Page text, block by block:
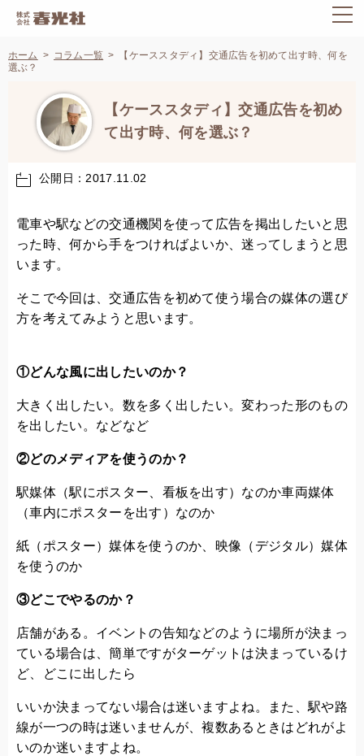
ホーム コラム一覧
【ケーススタディ】交通広告を初めて出す時、何を
選ぶ？
【ケーススタディ】交通広告を初め
て出す時、何を選ぶ？
公開日：2017.11.02
電車や駅などの交通機関を使って広告を掲出したいと思
った時、何から手をつければよいか、迷ってしまうと思
います。
そこで今回は、交通広告を初めて使う場合の媒体の選び
方を考えてみようと思います。
①どんな風に出したいのか？
大きく出したい。数を多く出したい。変わった形のもの
を出したい。などなど
②どのメディアを使うのか？
駅媒体（駅にポスター、看板を出す）なのか車両媒体
（車内にポスターを出す）なのか
紙（ポスター）媒体を使うのか、映像（デジタル）媒体
を使うのか
③どこでやるのか？
店舗がある。イベントの告知などのように場所が決まっ
ている場合は、簡単ですがターゲットは決まっているけ
ど、どこに出したら
いいか決まってない場合は迷いますよね。また、駅や路
線が一つの時は迷いませんが、複数あるときはどれがよ
いのか迷いますよね。